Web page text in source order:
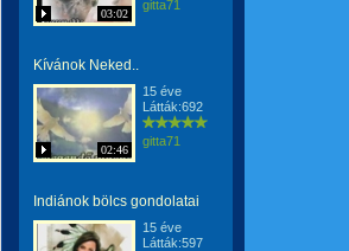
03:02
gitta71
Kívánok Neked..
02:46
15 éve
Látták:692
gitta71
Indiánok bölcs gondolatai
15 éve
Látták:597